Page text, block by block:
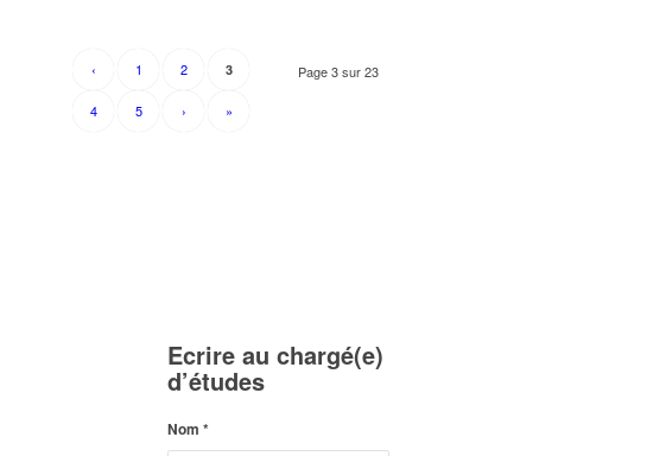
Page 3 sur 23
‹ 1 2 3
4 5 › »
Ecrire au chargé(e)
d’études
Nom*